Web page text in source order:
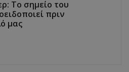
To σημείο του
πριν
μας